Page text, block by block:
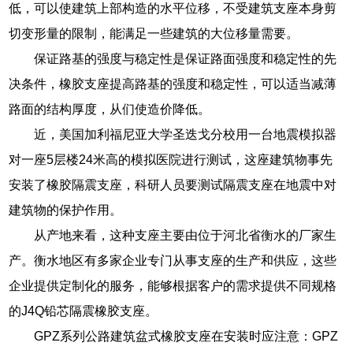
低，可以使建筑上部构造的水平位移，不受建筑支座本身剪
切变形量的限制，能满足一些建筑的大位移量需要。
保证路基的强度与稳定性是保证路面强度和稳定性的先
决条件，橡胶支座提高路基的强度和稳定性，可以适当减薄
路面的结构厚度，从们使造价降低。
近，美国加利福尼亚大学圣迭戈分校用一台地震模拟器
对一座5层楼24米高的模拟医院进行测试，这座建筑物事先
安装了橡胶隔震支座，科研人员要测试隔震支座在地震中对
建筑物的保护作用。
从产地来看，这种支座主要由位于河北省衡水的厂家生
产。衡水地区有多家企业专门从事支座的生产和供应，这些
企业提供定制化的服务，能够根据客户的需求提供不同规格
的J4Q铅芯隔震橡胶支座。
GPZ系列公路建筑盆式橡胶支座在安装时应注意：GPZ